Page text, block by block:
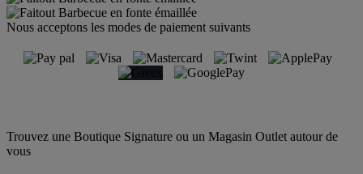
Nous acceptons les modes de paiement suivants
Trouvez une Boutique Signature ou un Magasin Outlet autour de
vous